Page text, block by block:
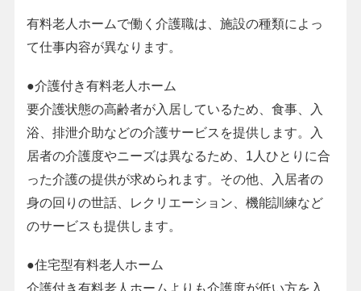
有料老人ホームで働く介護職は、施設の種類によっ
て仕事内容が異なります。
●介護付き有料老人ホーム
要介護状態の高齢者が入居しているため、食事、入
浴、排泄介助などの介護サービスを提供します。入
居者の介護度やニーズは異なるため、1人ひとりに合
った介護の提供が求められます。その他、入居者の
身の回りの世話、レクリエーション、機能訓練など
のサービスも提供します。
●住宅型有料老人ホーム
介護付き有料老人ホームよりも介護度が低い方を入